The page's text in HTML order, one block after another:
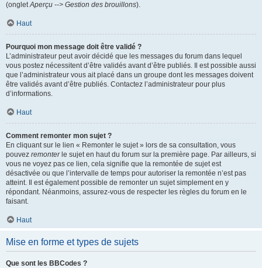
(ongletAperçu --> Gestion des brouillons).
Haut
Pourquoi mon message doit être validé ?
L’administrateur peut avoir décidé que les messages du forum dans lequel
vous postez nécessitent d’être validés avant d’être publiés. Il est possible aussi
que l’administrateur vous ait placé dans un groupe dont les messages doivent
être validés avant d’être publiés. Contactez l’administrateur pour plus
d’informations.
Haut
Comment remonter mon sujet ?
En cliquant sur le lien « Remonter le sujet » lors de sa consultation, vous
pouvez remonterle sujet en haut du forum sur la première page. Par ailleurs, si
vous ne voyez pas ce lien, cela signifie que la remontée de sujet est
désactivée ou que l’intervalle de temps pour autoriser la remontée n’est pas
atteint. Il est également possible de remonter un sujet simplement en y
répondant. Néanmoins, assurez-vous de respecter les règles du forum en le
faisant.
Haut
Mise en forme et types de sujets
Que sont les BBCodes ?